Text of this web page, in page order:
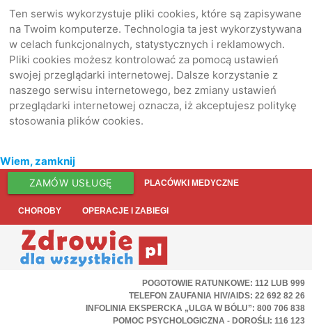
Ten serwis wykorzystuje pliki cookies, które są zapisywane
na Twoim komputerze. Technologia ta jest wykorzystywana
w celach funkcjonalnych, statystycznych i reklamowych.
Pliki cookies możesz kontrolować za pomocą ustawień
swojej przeglądarki internetowej. Dalsze korzystanie z
naszego serwisu internetowego, bez zmiany ustawień
przeglądarki internetowej oznacza, iż akceptujesz politykę
stosowania plików cookies.
Wiem, zamknij
ZAMÓW USŁUGĘ PLACÓWKI MEDYCZNE
CHOROBY OPERACJE I ZABIEGI
POGOTOWIE RATUNKOWE: 112 LUB 999
TELEFON ZAUFANIA HIV/AIDS: 22 692 82 26
INFOLINIA EKSPERCKA „ULGA W BÓLU”: 800 706 838
POMOC PSYCHOLOGICZNA - DOROŚLI: 116 123